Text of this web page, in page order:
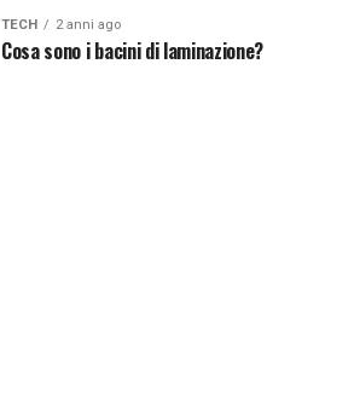
TECH 2 anni ago
Cosa sono i bacini di laminazione?